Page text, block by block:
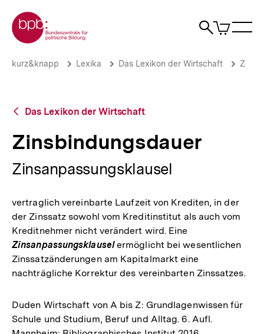
zum
Seiteninhalt
springen
Zur Startseite der bpb
Suche
Artikel
im
Zinsbindungsdauer
Brotkrümelnavigation
Pfadnavigation
kurz&knapp Lexika Das Lexikon der Wirtschaft Z
Zurück
Übersicht
Das Lexikon der Wirtschaft
Zinsbindungsdauer
Zinsanpassungsklausel
vertraglich vereinbarte Laufzeit von Krediten, in der
der Zinssatz sowohl vom Kreditinstitut als auch vom
Kreditnehmer nicht verändert wird. Eine
Zinsanpassungsklauselermöglicht bei wesentlichen
Zinssatzänderungen am Kapitalmarkt eine
nachträgliche Korrektur des vereinbarten Zinssatzes.
Duden Wirtschaft von A bis Z: Grundlagenwissen für
Schule und Studium, Beruf und Alltag. 6. Aufl.